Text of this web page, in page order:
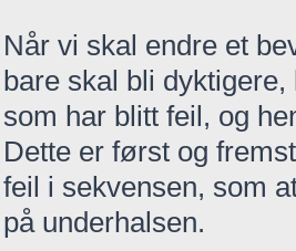
Når vi skal endre et
bare skal bli
som har blitt feil, og
Dette er først og
feil i sekvensen, som
på underhalsen.